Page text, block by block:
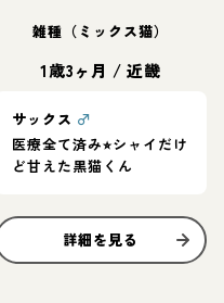
雑種（ミックス猫）
1歳3ヶ月 /近畿
サックス ♂
医療全て済み⭐︎シャイだけ
ど甘えた黒猫くん
詳細を見る